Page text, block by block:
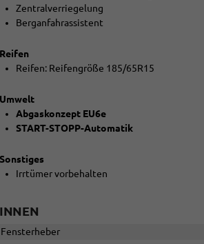
Zentralverriegelung
Berganfahrassistent
Reifen
Reifen: Reifengröße 185/65R15
Umwelt
Abgaskonzept EU6e
START-STOPP-Automatik
Sonstiges
Irrtümer vorbehalten
INNEN
Fensterheber